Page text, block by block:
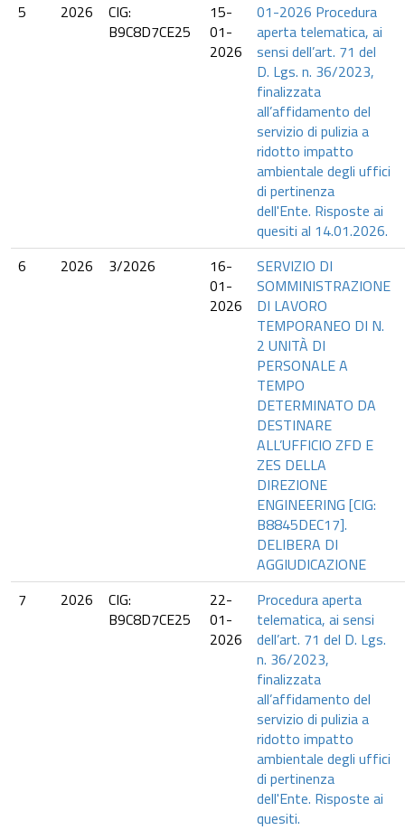
5 2026
CIG:
B9C8D7CE25
15-
01-
2026
01-2026 Procedura
aperta telematica, ai
sensi dell’art. 71 del
D. Lgs. n. 36/2023,
finalizzata
all’affidamento del
servizio di pulizia a
ridotto impatto
ambientale degli uffici
di pertinenza
dell'Ente. Risposte ai
quesiti al 14.01.2026.
6
2026 3/2026
16-
01-
2026
SERVIZIO DI
SOMMINISTRAZIONE
DI LAVORO
TEMPORANEO DI N.
2 UNITÀ DI
PERSONALE A
TEMPO
DETERMINATO DA
DESTINARE
ALL’UFFICIO ZFD E
ZES DELLA
DIREZIONE
ENGINEERING [CIG:
B8845DEC17].
DELIBERA DI
AGGIUDICAZIONE
7
2026
CIG:
B9C8D7CE25
22-
01-
2026
Procedura aperta
telematica, ai sensi
dell’art. 71 del D. Lgs.
n. 36/2023,
finalizzata
all’affidamento del
servizio di pulizia a
ridotto impatto
ambientale degli uffici
di pertinenza
dell'Ente. Risposte ai
quesiti.